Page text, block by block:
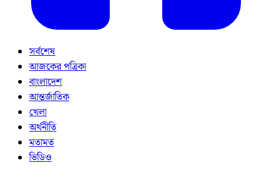
সর্বশেষ
আজকের পত্রিকা
বাংলাদেশ
আন্তর্জাতিক
খেলা
অর্থনীতি
মতামত
ভিডিও